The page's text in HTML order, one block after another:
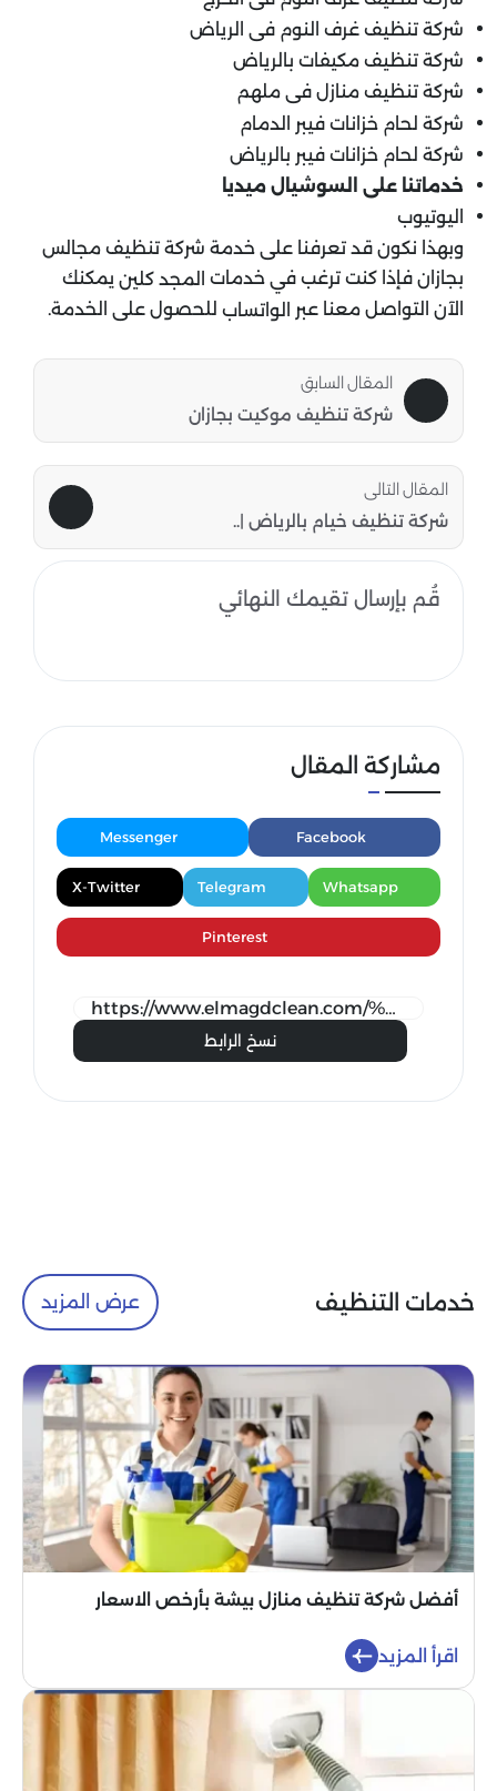
شركة تنظيف غرف النوم فى الرياض
شركة تنظيف مكيفات بالرياض
شركة تنظيف منازل فى ملهم
شركة لحام خزانات فيبر الدمام
شركة لحام خزانات فيبر بالرياض
خدماتنا على السوشيال ميديا
اليوتيوب
وبهذا نكون قد تعرفنا على خدمة شركة تنظيف مجالس
بجازان فإذا كنت ترغب في خدمات المجد كلين يمكنك
الآن التواصل معنا عبر
الواتساب للحصول على الخدمة.
المقال السابق
شركة تنظيف موكيت بجازان
المقال التالى
شركة تنظيف خيام بالرياض |..
قُم بإرسال تقيمك النهائي
مشاركة المقال
Facebook
Messenger
Whatsapp
Telegram
X-Twitter
Pinterest
نسخ الرابط
خدمات التنظيف عرض المزيد
أفضل شركة تنظيف منازل بيشة بأرخص الاسعار
اقرأ المزيد